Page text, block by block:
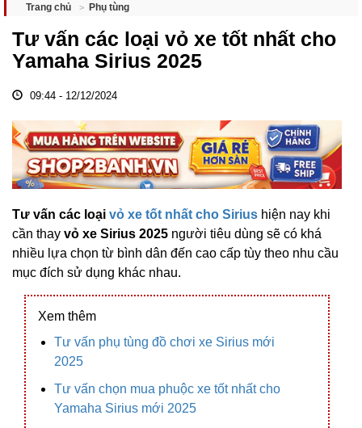
Trang chủ Phụ tùng
Tư vấn các loại vỏ xe tốt nhất cho
Yamaha Sirius 2025
09:44 - 12/12/2024
Tư vấn các loại vỏ xe tốt nhất cho Sirius hiện nay khi
cần thay vỏ xe Sirius 2025 người tiêu dùng sẽ có khá
nhiều lựa chọn từ bình dân đến cao cấp tùy theo nhu cầu
mục đích sử dụng khác nhau.
Xem thêm
Tư vấn phụ tùng đồ chơi xe Sirius mới
2025
Tư vấn chọn mua phuộc xe tốt nhất cho
Yamaha Sirius mới 2025